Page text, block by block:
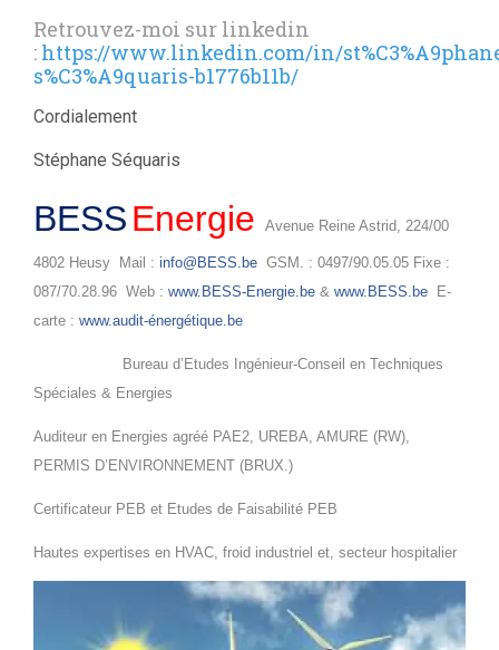
Retrouvez-moi sur linkedin
: https://www.linkedin.com/in/
s%C3%A9quaris-b1776b11b/
Cordialement
Stéphane Séquaris
BESSEnergie Avenue Reine Astrid, 224/00
4802 Heusy Mail : info@BESS.be GSM. : 0497/90.05.05 Fixe :
087/70.28.96 Web : www.BESS-Energie.be & www.BESS.be E-
carte : www.audit-énergétique.be
Bureau d’Etudes Ingénieur-Conseil en Techniques
Spéciales & Energies
Auditeur en Energies agréé PAE2, UREBA, AMURE (RW),
PERMIS D’ENVIRONNEMENT (BRUX.)
Certificateur PEB et Etudes de Faisabilité PEB
Hautes expertises en HVAC, froid industriel et, secteur hospitalier